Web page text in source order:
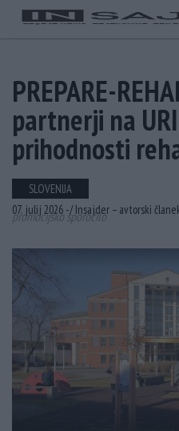
PREPARE-
partnerji na
prihodnosti
SLOVENIJA
07. julij 2026 -/Insajder – avtorski
promocijsko sporočilo